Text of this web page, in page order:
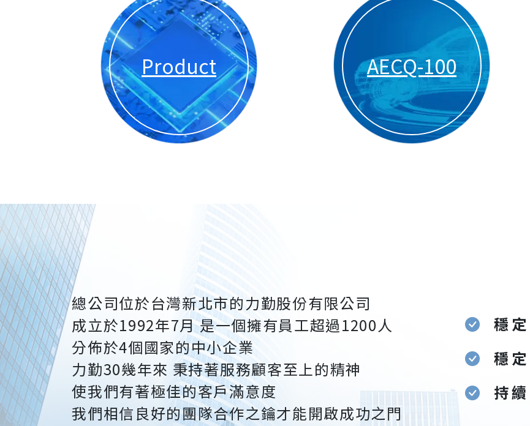
Product AECQ-100
總公司位於台灣新北市的力勤股份有限公司
成立於1992年7月 是一個擁有員工超過1200人
分佈於4個國家的中小企業
力勤30幾年來 秉持著服務顧客至上的精神
使我們有著極佳的客戶滿意度
我們相信良好的團隊合作之鑰才能開啟成功之門
穩
穩
持